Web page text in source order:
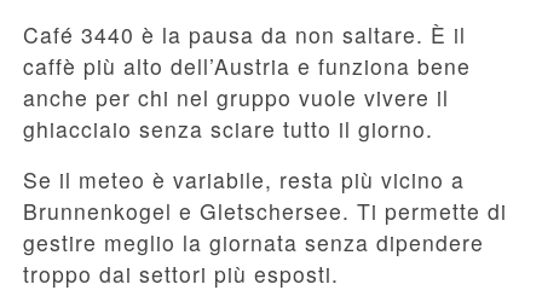
Café 3440 è la pausa da non saltare. È il
caffè più alto dell’Austria e funziona bene
anche per chi nel gruppo vuole vivere il
ghiacciaio senza sciare tutto il giorno.
Se il meteo è variabile, resta più vicino a
Brunnenkogel e Gletschersee. Ti permette di
gestire meglio la giornata senza dipendere
troppo dai settori più esposti.